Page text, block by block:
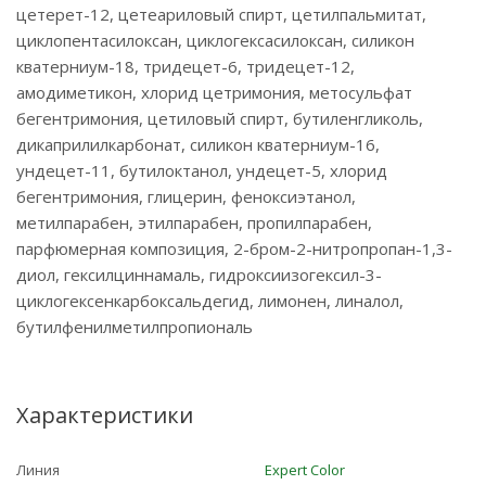
цетерет-12, цетеариловый спирт, цетилпальмитат,
циклопентасилоксан, циклогексасилоксан, силикон
кватерниум-18, тридецет-6, тридецет-12,
амодиметикон, хлорид цетримония, метосульфат
бегентримония, цетиловый спирт, бутиленгликоль,
дикаприлилкарбонат, силикон кватерниум-16,
ундецет-11, бутилоктанол, ундецет-5, хлорид
бегентримония, глицерин, феноксиэтанол,
метилпарабен, этилпарабен, пропилпарабен,
парфюмерная композиция, 2-бром-2-нитропропан-1,3-
диол, гексилциннамаль, гидроксиизогексил-3-
циклогексенкарбоксальдегид, лимонен, линалол,
бутилфенилметилпропиональ
Характеристики
Линия
Expert Color